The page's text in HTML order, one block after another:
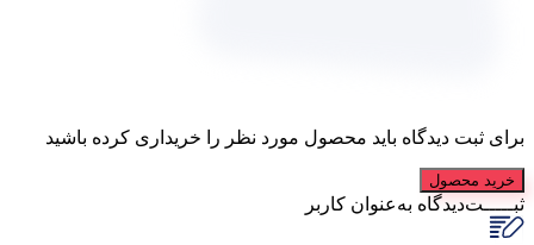
برای ثبت دیدگاه باید محصول مورد نظر را خریداری کرده باشید
خرید محصول
ثبـــــت‌دیدگاه به‌عنوان کاربر